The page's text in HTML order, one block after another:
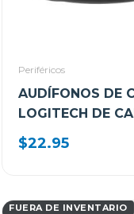
Periféricos
AUDÍFONOS DE
LOGITECH DE
TIPO-A CON
$22.95
FUERA DE INVENTARIO